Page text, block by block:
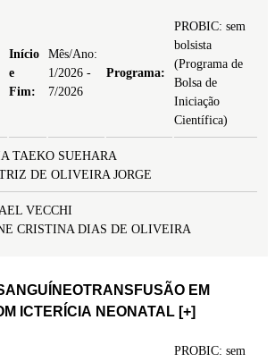
Início
e
Fim:
Mês/Ano:
1/2026 -
7/2026
Programa:
PROBIC: sem
bolsista
(Programa de
Bolsa de
Iniciação
Científica)
TAEKO SUEHARA
DE OLIVEIRA JORGE
VECCHI
CRISTINA DIAS DE OLIVEIRA
EM
ICTERÍCIA NEONATAL [+]
PROBIC: sem